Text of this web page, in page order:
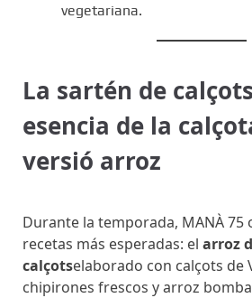
vegetariana.
La sartén de
esencia de la
versió arroz
Durante la temporada, MANÀ 75
recetas más esperadas: el arroz
calçotselaborado con calçots de
chipirones frescos y arroz